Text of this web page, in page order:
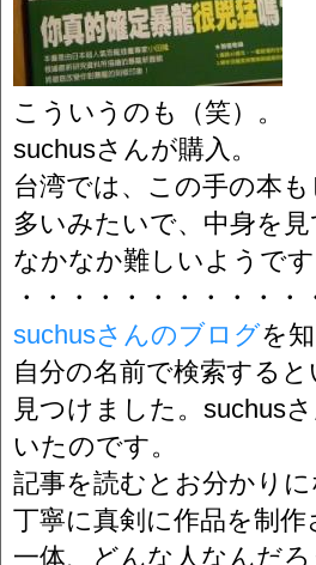
こういうのも（笑）。
suchusさんが購入。
台湾では、この手の本
多いみたいで、中身を
なかなか難しいようです
・・・・・・・・・・・
suchusさんのブログを
自分の名前で検索する
見つけました。suchus
いたのです。
記事を読むとお分かり
丁寧に真剣に作品を制作
一体、どんな人なんだ